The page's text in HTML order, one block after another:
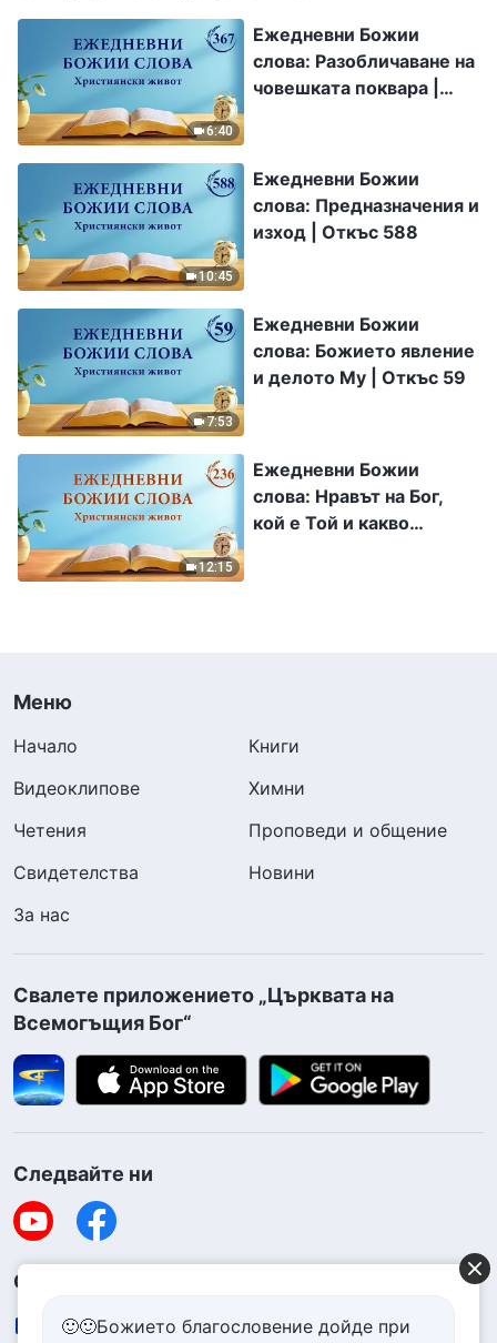
6:40
Ежедневни Божии
слова: Разобличаване на
човешката поквара |
10:45
Ежедневни Божии
слова: Предназначения и
изход | Откъс 588
7:53
Ежедневни Божии
слова: Божието явление
и делото Му | Откъс 59
12:15
Ежедневни Божии
слова: Нравът на Бог,
кой е Той и какво
Меню
Начало
Книги
Видеоклипове
Химни
Четения
Проповеди и общение
Свидетелства
Новини
За нас
Свалете приложението „Църквата на
Всемогъщия Бог“
Следвайте ни
Свържете се с нас
contact.bg@godfootsteps.org
🙂🙂Божието благословение дойде при